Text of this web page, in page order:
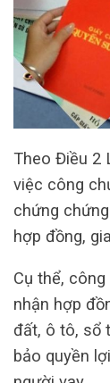
Theo Điều 2
việc công
chứng
hợp đồng,
Cụ thể,
nhận hợp
đất, ô tô, sổ
bảo quyền